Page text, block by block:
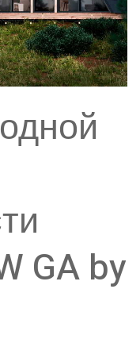
GA by